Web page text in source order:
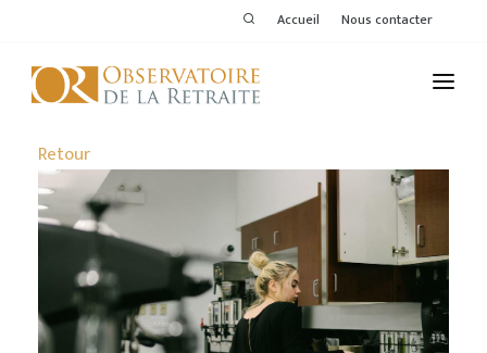
Accueil Nous contacter
PUBLICATIONS
ACTIVITÉS
THÉMATIQUES
MEMBRES
Retour